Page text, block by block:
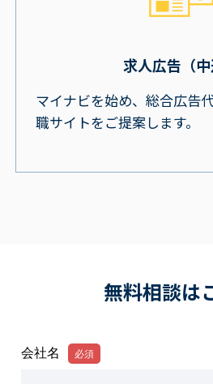
求人広告（中
マイナビを始め、総合広告
職サイトをご提案します。
無料相談は